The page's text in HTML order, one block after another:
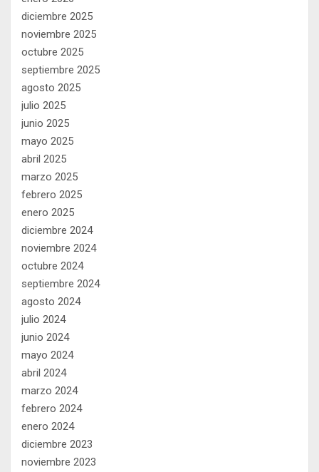
diciembre 2025
noviembre 2025
octubre 2025
septiembre 2025
agosto 2025
julio 2025
junio 2025
mayo 2025
abril 2025
marzo 2025
febrero 2025
enero 2025
diciembre 2024
noviembre 2024
octubre 2024
septiembre 2024
agosto 2024
julio 2024
junio 2024
mayo 2024
abril 2024
marzo 2024
febrero 2024
enero 2024
diciembre 2023
noviembre 2023